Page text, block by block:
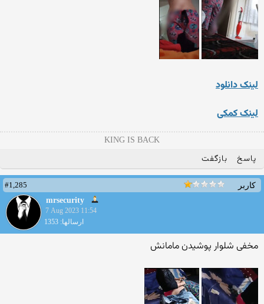
لینک دانلود
لینک کمکی
KING IS BACK
پاسخ بازگفت
کاربر
#1,285
mrsecurity
7 Aug 2023 11:54
ارسالها: 1353
مخفی شلوار پوشیدن مامانش